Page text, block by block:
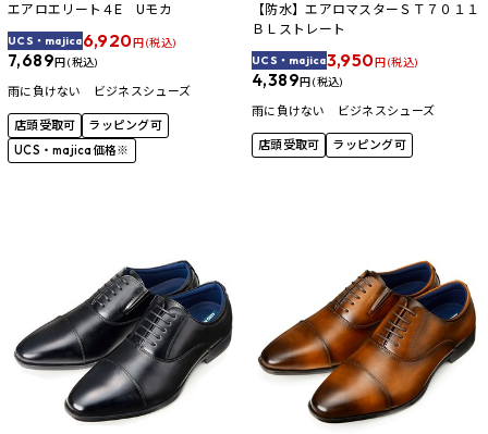
エアロエリート４E Uモカ
UCS・majica6,920円 (税込)
7,689円 (税込)
雨に負けない ビジネスシューズ
店頭受取可
ラッピング可
UCS・majica価格※
【防水】エアロマスターＳＴ７０１１
ＢＬストレート
UCS・majica3,950円 (税込)
4,389円 (税込)
雨に負けない ビジネスシューズ
店頭受取可 ラッピング可